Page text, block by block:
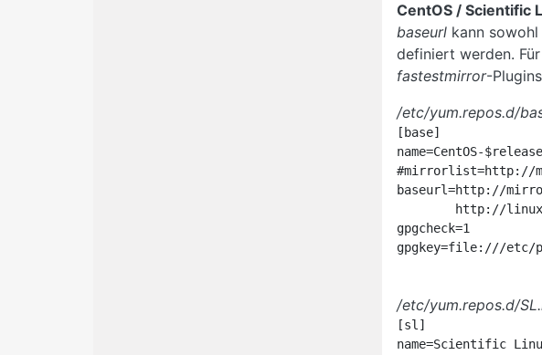
CentOS / Scientific
baseurl kann sowohl
definiert werden.
fastestmirror-Plugins
/etc/yum.repos.d/
[base]
name=CentOS-
#mirrorlist=http://
baseurl=http://
gpgcheck=1
gpgkey=file:///etc/pki/
/etc/yum.repos.d/
[sl]
name=Scientific